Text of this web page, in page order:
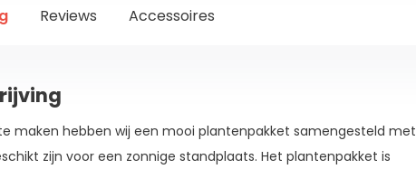
Reviews Accessoires
maken hebben wij een mooi plantenpakket samengesteld met
zijn voor een zonnige standplaats. Het plantenpakket is